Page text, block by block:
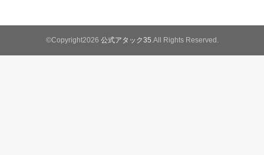
©Copyright2026 公式アタック35 .All Rights Reserved.